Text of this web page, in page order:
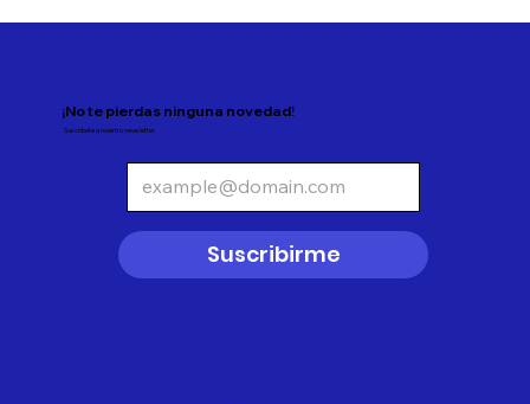
¡No te pierdas ninguna novedad!
Suscríbete a nuestro newsletter
Suscribirme